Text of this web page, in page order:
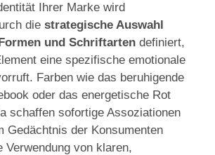
Ihrer Marke wird
die strategische Auswahl
und Schriftarten definiert,
eine spezifische emotionale
Farben wie das beruhigende
oder das energetische Rot
schaffen sofortige Assoziationen
Gedächtnis der Konsumenten
Verwendung von klaren,